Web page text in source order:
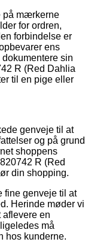
på mærkerne
for ordren,
forbindelse er
ens
sin
R (Red Dahlia
til en pige eller
genveje til at
og på grund
shoppens
R (Red
din shopping.
fine genveje til at
Herinde møder vi
aflevere en
må
hos kunderne.